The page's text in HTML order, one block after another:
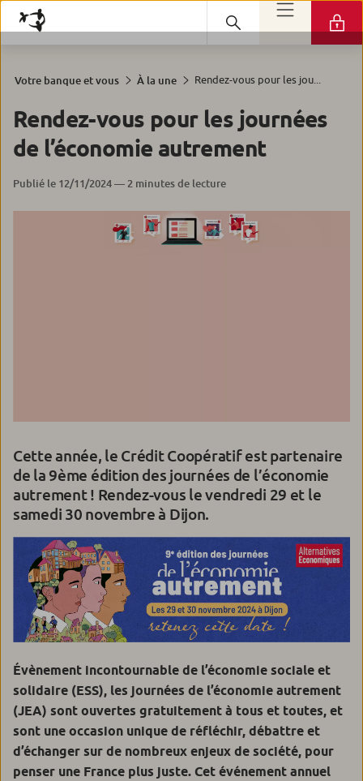
Votre banque et vous À la une Rendez-vous pour les jou...
Rendez-vous pour les journées
de l’économie autrement
Publié le 12/11/2024 — 2 minutes de lecture
Cette année, le Crédit Coopératif est partenaire
de la 9ème édition des journées de l’économie
autrement ! Rendez-vous le vendredi 29 et le
samedi 30 novembre à Dijon.
Évènement incontournable de l’économie sociale et
solidaire (ESS), les journées de l’économie autrement
(JEA) sont ouvertes gratuitement à tous et toutes, et
sont une occasion unique de réfléchir, débattre et
d’échanger sur de nombreux enjeux de société, pour
penser une France plus juste. Cet événement annuel